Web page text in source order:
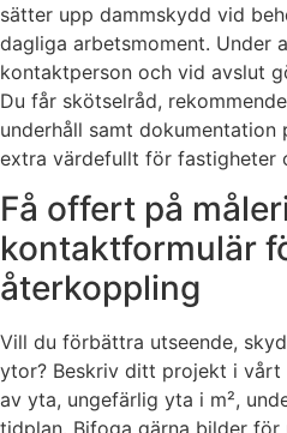
sätter upp dammskydd vid
dagliga arbetsmoment. Under
kontaktperson och vid avslut
Du får skötselråd,
underhåll samt dokumentation
extra värdefullt för fastigheter
Få offert på
kontaktformulär
återkoppling
Vill du förbättra utseende,
ytor? Beskriv ditt projekt i
av yta, ungefärlig yta i m²,